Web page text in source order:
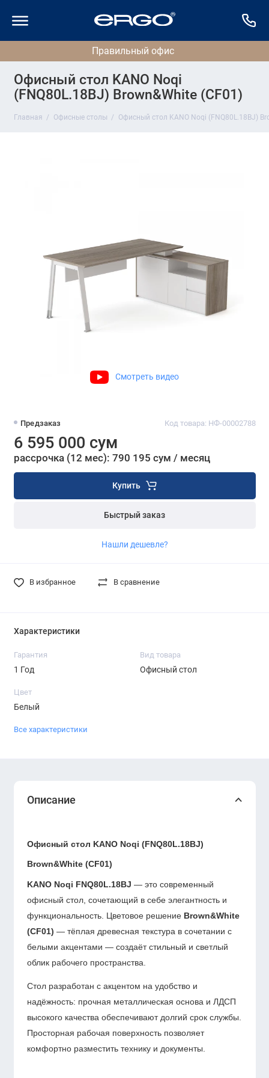
Офисный стол KANO Noqi
(FNQ80L.18BJ) Brown&White (CF01)
Главная Офисные столы Офисный стол KANO Noqi (FNQ80L.18BJ)
Смотреть видео
Предзаказ Код товара: НФ-00002788
6 595 000 сум
рассрочка (12 мес): 790 195 сум / месяц
Купить
Быстрый заказ
Нашли дешевле?
В избранное В сравнение
Характеристики
Гарантия
1 Год
Вид товара
Офисный стол
Цвет
Белый
Все характеристики
Описание
Офисный стол KANO Noqi (FNQ80L.18BJ)
Brown&White (CF01)
KANO Noqi FNQ80L.18BJ — это современный
офисный стол, сочетающий в себе элегантность и
функциональность. Цветовое решение Brown&White
(CF01) — тёплая древесная текстура в сочетании с
белыми акцентами — создаёт стильный и светлый
облик рабочего пространства.
Стол разработан с акцентом на удобство и
надёжность: прочная металлическая основа и ЛДСП
высокого качества обеспечивают долгий срок службы.
Просторная рабочая поверхность позволяет
комфортно разместить технику и документы.